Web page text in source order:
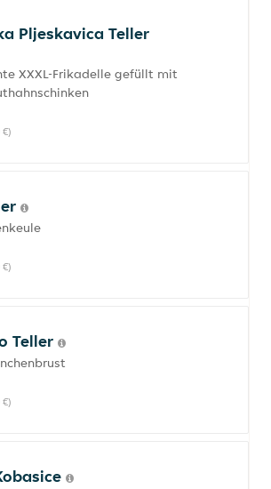
Pljeskavica Teller
XXXL-Frikadelle gefüllt mit
Teller